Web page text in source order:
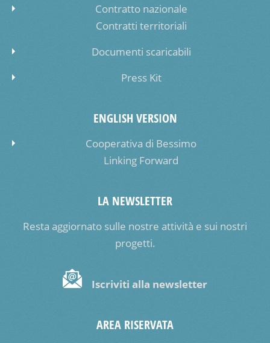
Contratto nazionale
Contratti territoriali
Documenti scaricabili
Press Kit
ENGLISH VERSION
Cooperativa di Bessimo
Linking Forward
LA NEWSLETTER
Resta aggiornato sulle nostre attività e sui nostri
progetti.
Iscriviti alla newsletter
AREA RISERVATA